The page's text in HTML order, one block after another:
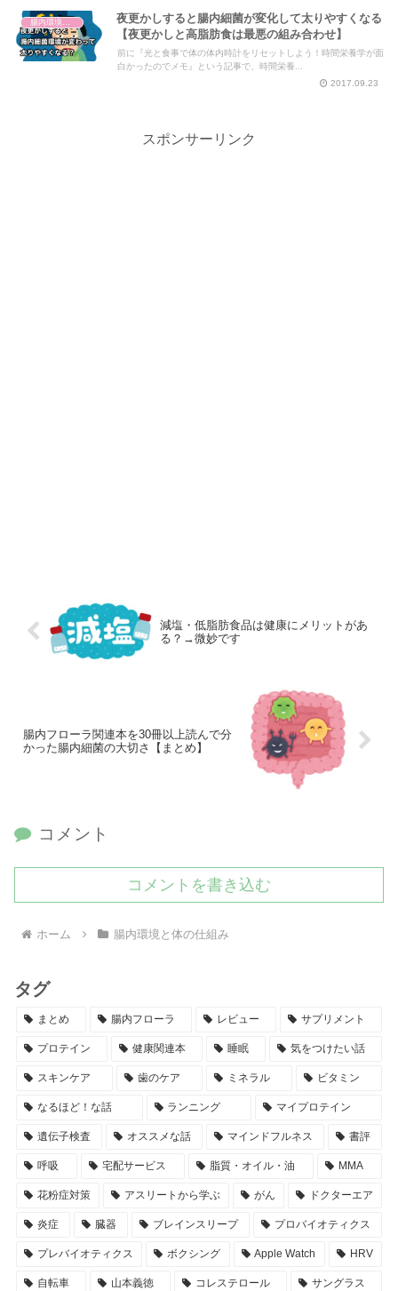
夜更かしすると腸内細菌が変化して太りやすくなる
【夜更かしと高脂肪食は最悪の組み合わせ】
前に『光と食事で体の体内時計をリセットしよう！時間栄養学が面
白かったのでメモ』という記事で、時間栄養...
2017.09.23
スポンサーリンク
減塩・低脂肪食品は健康にメリットがあ
る？→微妙です
腸内フローラ関連本を30冊以上読んで分
かった腸内細菌の大切さ【まとめ】
コメント
コメントを書き込む
ホーム 腸内環境と体の仕組み
タグ
まとめ 腸内フローラ レビュー サプリメント
プロテイン 健康関連本 睡眠 気をつけたい話
スキンケア 歯のケア ミネラル ビタミン
なるほど！な話 ランニング マイプロテイン
遺伝子検査 オススメな話 マインドフルネス 書評
呼吸 宅配サービス 脂質・オイル・油 MMA
花粉症対策 アスリートから学ぶ がん ドクターエア
炎症 臓器 ブレインスリープ プロバイオティクス
プレバイオティクス ボクシング Apple Watch HRV
自転車 山本義徳 コレステロール サングラス